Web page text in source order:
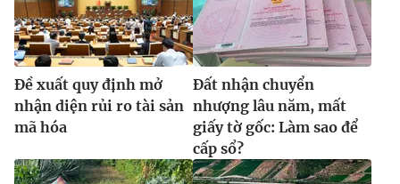
Ðề xuất quy định mở
nhận diện rủi ro tài sản
mã hóa
Đất nhận chuyển
nhượng lâu năm, mất
giấy tờ gốc: Làm sao để
cấp sổ?